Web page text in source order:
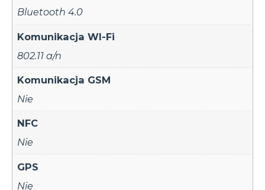
Bluetooth 4.0
Komunikacja WI-Fi
802.11 a/n
Komunikacja GSM
Nie
NFC
Nie
GPS
Nie